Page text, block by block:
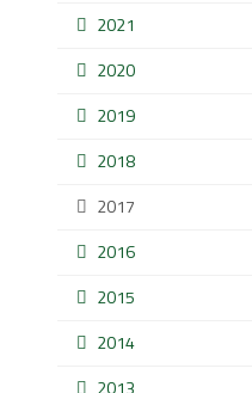
2021
2020
2019
2018
2017
2016
2015
2014